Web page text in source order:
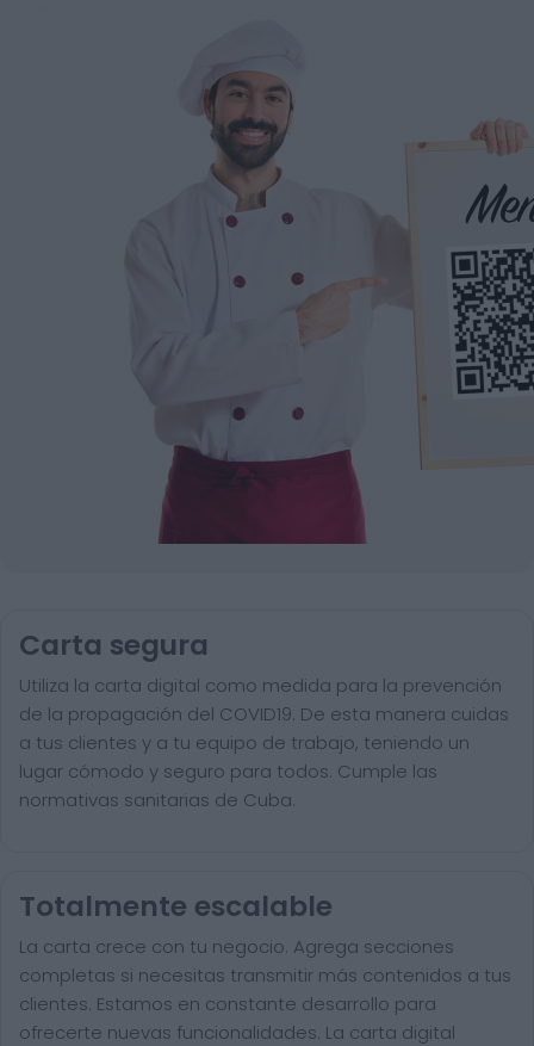
Carta segura
Utiliza la carta digital como medida para la prevención
de la propagación del COVID19. De esta manera cuidas
a tus clientes y a tu equipo de trabajo, teniendo un
lugar cómodo y seguro para todos. Cumple las
normativas sanitarias de Cuba.
Totalmente escalable
La carta crece con tu negocio. Agrega secciones
completas si necesitas transmitir más contenidos a tus
clientes. Estamos en constante desarrollo para
ofrecerte nuevas funcionalidades. La carta digital